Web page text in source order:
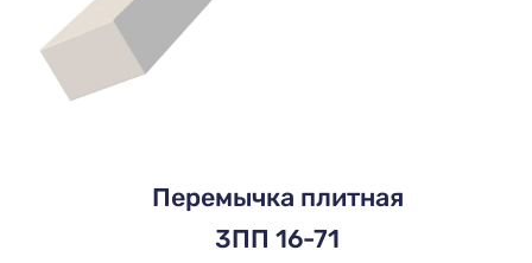
Перемычка плитная
3ПП 16-71